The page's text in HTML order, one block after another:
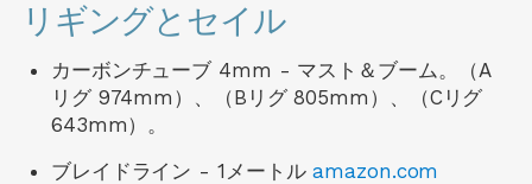
リギングとセイル
カーボンチューブ 4mm - マスト＆ブーム。（A
リグ 974mm）、（Bリグ 805mm）、（Cリグ
643mm）。
ブレイドライン - 1メートル amazon.com